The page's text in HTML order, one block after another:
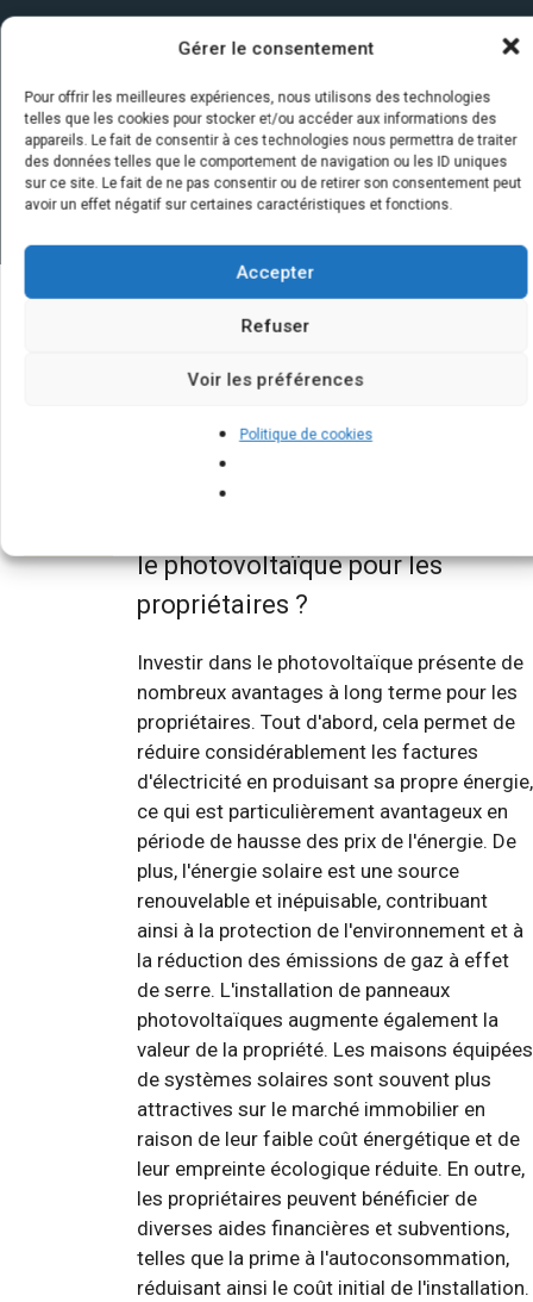
Gérer le consentement
Pour offrir les meilleures expériences, nous utilisons des technologies
telles que les cookies pour stocker et/ou accéder aux informations des
appareils. Le fait de consentir à ces technologies nous permettra de traiter
des données telles que le comportement de navigation ou les ID uniques
sur ce site. Le fait de ne pas consentir ou de retirer son consentement peut
avoir un effet négatif sur certaines caractéristiques et fonctions.
Accepter
Refuser
Voir les préférences
Politique de cookies
Quelques infos sur nos centrales
solaires : questions et réponses
Quels sont les bénéfices à long
le photovoltaïque pour les
propriétaires ?
Investir dans le photovoltaïque présente de
nombreux avantages à long terme pour les
propriétaires. Tout d'abord, cela permet de
réduire considérablement les factures
d'électricité en produisant sa propre énergie,
ce qui est particulièrement avantageux en
période de hausse des prix de l'énergie. De
plus, l'énergie solaire est une source
renouvelable et inépuisable, contribuant
ainsi à la protection de l'environnement et à
la réduction des émissions de gaz à effet
de serre. L'installation de panneaux
photovoltaïques augmente également la
valeur de la propriété. Les maisons équipées
de systèmes solaires sont souvent plus
attractives sur le marché immobilier en
raison de leur faible coût énergétique et de
leur empreinte écologique réduite. En outre,
les propriétaires peuvent bénéficier de
diverses aides financières et subventions,
telles que la prime à l'autoconsommation,
réduisant ainsi le coût initial de l'installation.